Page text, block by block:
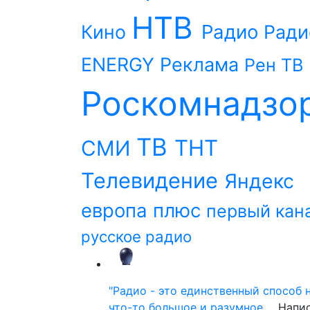
Кино НТВ Радио
ENERGY Реклама Рен ТВ
СМИ ТВ ТНТ
Телевидение Яндекс
европа плюс первый
русское радио
"Радио - это единственный способ
что-то большое и разумное,…